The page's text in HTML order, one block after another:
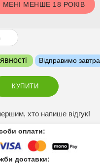
Відправимо завтра
КУПИТИ
хто напише відгук!
оплати:
доставки:
МЕНІ МЕНШЕ 18 РОКІВ